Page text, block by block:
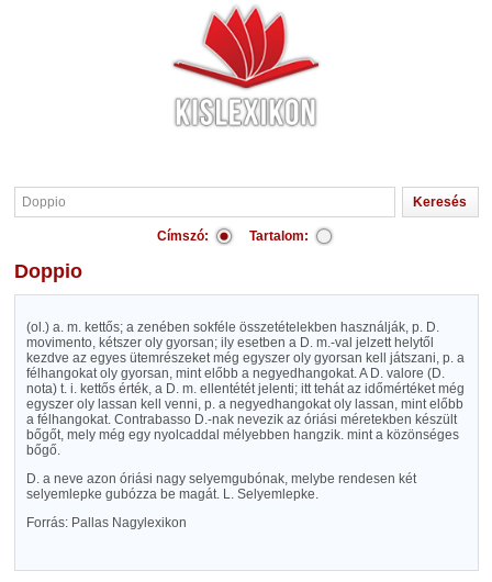
Címszó: Tartalom:
Doppio
(ol.) a. m. kettős; a zenében sokféle összetételekben használják, p. D.
movimento, kétszer oly gyorsan; ily esetben a D. m.-val jelzett helytől
kezdve az egyes ütemrészeket még egyszer oly gyorsan kell játszani, p. a
félhangokat oly gyorsan, mint előbb a negyedhangokat. A D. valore (D.
nota) t. i. kettős érték, a D. m. ellentétét jelenti; itt tehát az időmértéket még
egyszer oly lassan kell venni, p. a negyedhangokat oly lassan, mint előbb
a félhangokat. Contrabasso D.-nak nevezik az óriási méretekben készült
bőgőt, mely még egy nyolcaddal mélyebben hangzik. mint a közönséges
bőgő.
D. a neve azon óriási nagy selyemgubónak, melybe rendesen két
selyemlepke gubózza be magát. L. Selyemlepke.
Forrás: Pallas Nagylexikon